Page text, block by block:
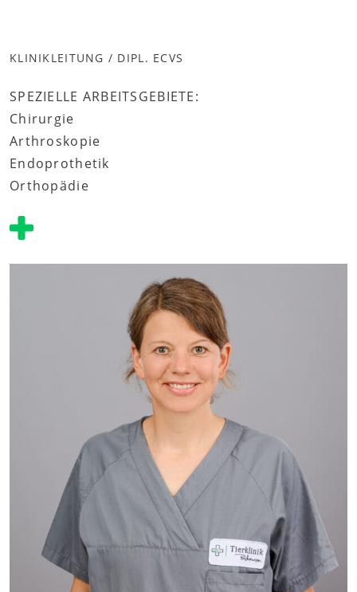
KLINIKLEITUNG / DIPL. ECVS
SPEZIELLE ARBEITSGEBIETE:
Chirurgie
Arthroskopie
Endoprothetik
Orthopädie